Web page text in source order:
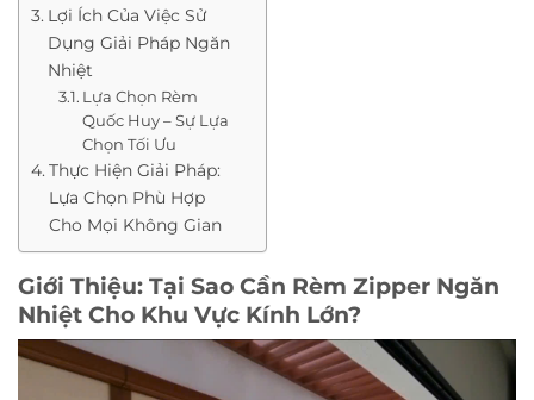
Lợi Ích Của Việc Sử
Dụng Giải Pháp Ngăn
Nhiệt
Lựa Chọn Rèm
Quốc Huy – Sự Lựa
Chọn Tối Ưu
Thực Hiện Giải Pháp:
Lựa Chọn Phù Hợp
Cho Mọi Không Gian
Giới Thiệu: Tại Sao Cần Rèm Zipper Ngăn
Nhiệt Cho Khu Vực Kính Lớn?